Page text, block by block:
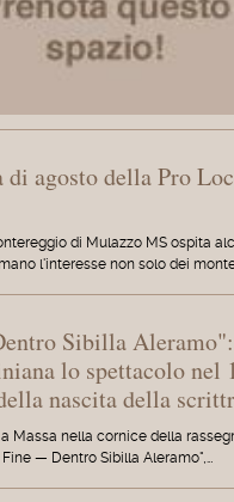
agosto della Pro
di Mulazzo MS ospita
l'interesse non solo dei
Sibilla
lo spettacolo nel
nascita della
a Massa nella cornice della
— Dentro Sibilla Aleramo",…